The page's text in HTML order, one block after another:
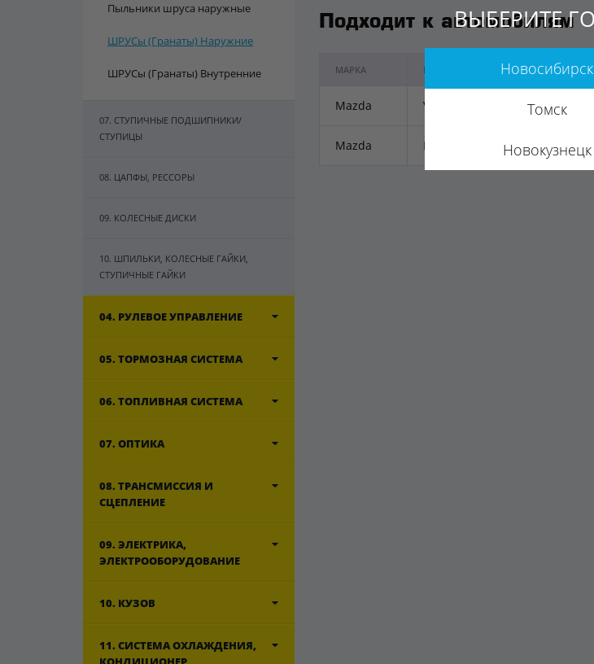
Пыльники шруса наружные
ШРУСы (Гранаты) Наружние
ШРУСы (Гранаты) Внутренние
07. СТУПИЧНЫЕ ПОДШИПНИКИ/
СТУПИЦЫ
08. ЦАПФЫ, РЕССОРЫ
09. КОЛЕСНЫЕ ДИСКИ
10. ШПИЛЬКИ, КОЛЕСНЫЕ ГАЙКИ,
СТУПИЧНЫЕ ГАЙКИ
04. РУЛЕВОЕ УПРАВЛЕНИЕ
05. ТОРМОЗНАЯ СИСТЕМА
06. ТОПЛИВНАЯ СИСТЕМА
07. ОПТИКА
08. ТРАНСМИССИЯ И
СЦЕПЛЕНИЕ
09. ЭЛЕКТРИКА,
ЭЛЕКТРООБОРУДОВАНИЕ
10. КУЗОВ
11. СИСТЕМА ОХЛАЖДЕНИЯ,
Подходит к автомобилям
МАРКА МОДЕЛЬ ГОД
Mazda Verisa
Mazda Demio (2013- )
ВЫБЕРИТЕ
Новосибирск
Томск
Новокузнецк